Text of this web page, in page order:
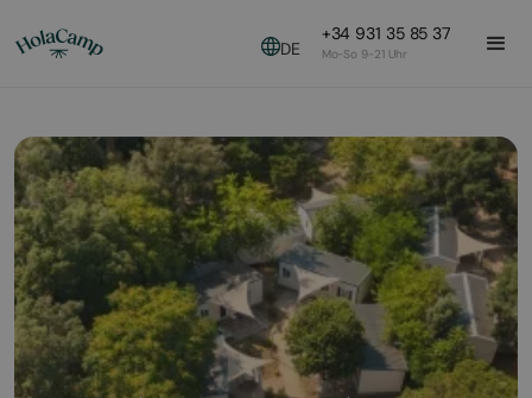
DE
+34 931 35 85 37
Mo-So 9-21 Uhr